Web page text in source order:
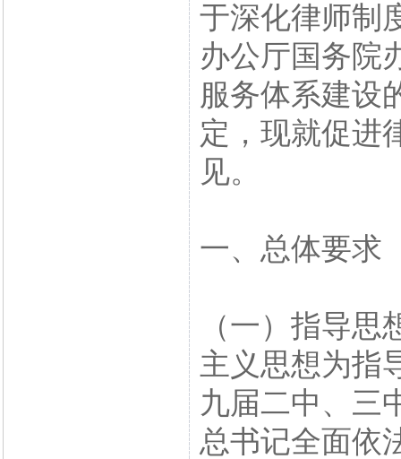
于深化律师制
办公厅国务院
服务体系建设
定，现就促进
见。
一、总体要求
（一）指导
主义思想为指
九届二中、三
总书记全面依